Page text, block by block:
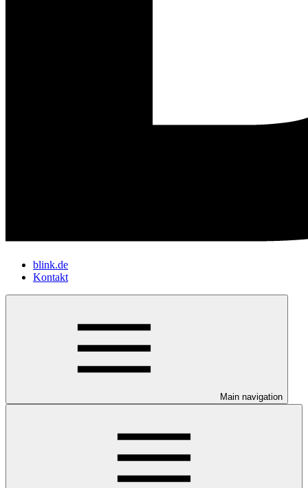
blink.de
Kontakt
Main navigation